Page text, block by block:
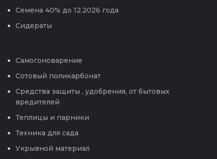
Семена 40% до 12.2026 года
Сидераты
Самогоноварение
Сотовый поликарбонат
Средства защиты , удобрения, от бытовых
вредителей
Теплицы и парники
Техника для сада
Укрывной материал